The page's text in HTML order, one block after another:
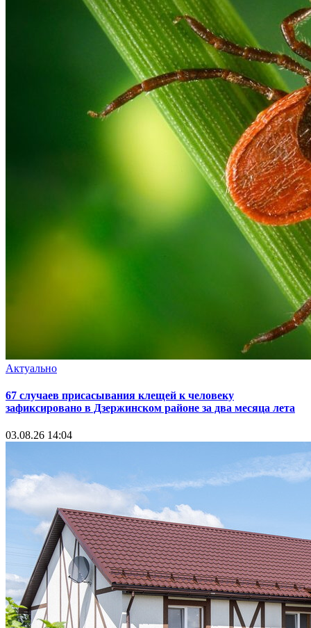
Актуально
67 случаев присасывания клещей к человеку
зафиксировано в Дзержинском районе за два месяца лета
03.08.26 14:04